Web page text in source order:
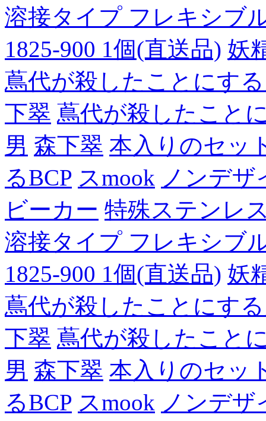
溶接タイプ フレキシブ
1825-900 1個(直送品) 妖
蔦代が殺したことにす
下翠 蔦代が殺したこと
男 森下翠 本入りのセッ
るBCP スmook ノンデザ
ビーカー 特殊ステンレ
溶接タイプ フレキシブ
1825-900 1個(直送品) 妖
蔦代が殺したことにす
下翠 蔦代が殺したこと
男 森下翠 本入りのセッ
るBCP スmook ノンデザ